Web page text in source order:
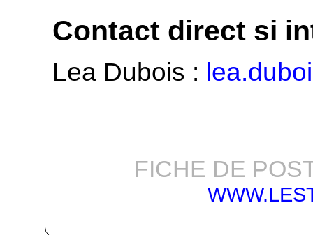
Contact direct si
Lea Dubois :
FICHE DE